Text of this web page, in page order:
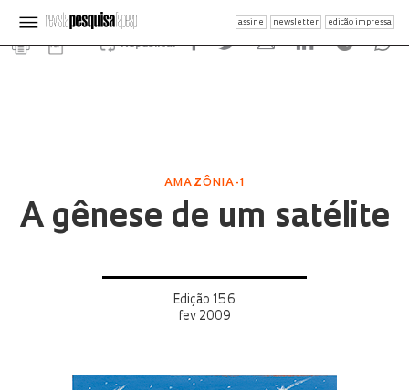
assine newsletter edição impressa
Republicar
AMAZÔNIA-1
A gênese de um satélite
Edição 156
fev 2009